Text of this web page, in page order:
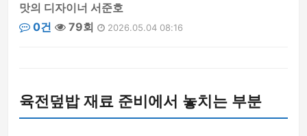
맛의 디자이너 서준호
0건
79회 2026.05.04 08:16
육전덮밥 재료 준비에서 놓치는 부분